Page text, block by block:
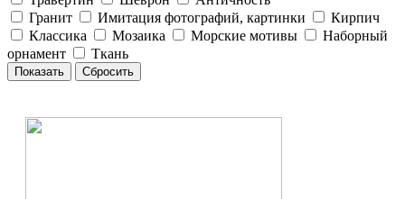
Гранит
Имитация фотографий, картинки
Кирпич
Классика
Мозаика Морские мотивы
Наборный
орнамент
Ткань